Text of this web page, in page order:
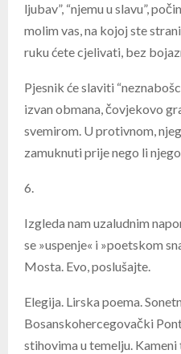
ljubav”, “njemu u slavu”,
molim vas, na kojoj ste
ruku ćete cjelivati, bez
Pjesnik će slaviti
izvan obmana, čovjekovo
svemirom. U protivnom,
zamuknuti prije nego li
6.
Izgleda nam uzaludnim
se »uspenje« i »poetskom
Mosta. Evo, poslušajte.
Elegija. Lirska poema.
Bosanskohercegovački
stihovima u temelju.